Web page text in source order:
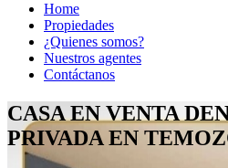
Home
Propiedades
¿Quienes somos?
Nuestros agentes
Contáctanos
CASA EN VENTA
PRIVADA EN